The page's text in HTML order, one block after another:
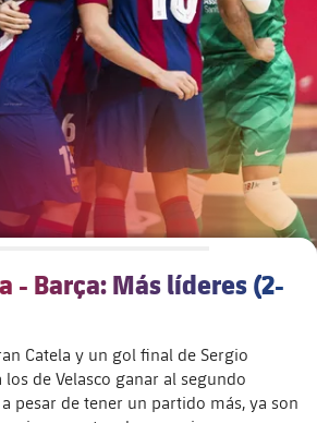
- Barça: Más líderes (2-
Catela y un gol final de Sergio
de Velasco ganar al segundo
pesar de tener un partido más, ya son